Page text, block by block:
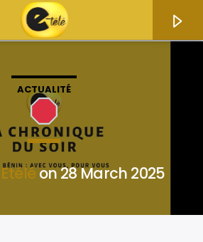
ACTUALITÉ
Etéléon 28 March 2025